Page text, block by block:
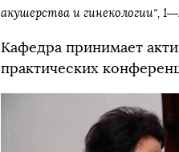
акушерства и гинекологии“,
Кафедра принимает
практических